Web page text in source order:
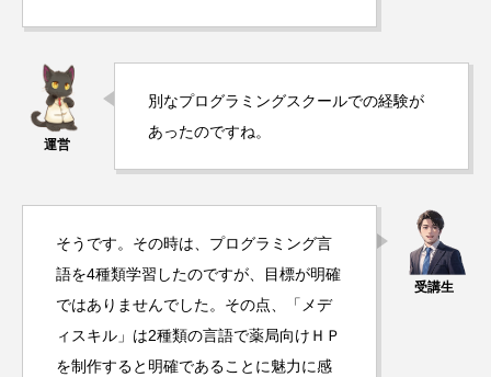
別なプログラミングスクールでの経験が
あったのですね。
そうです。その時は、プログラミング言
語を4種類学習したのですが、目標が明確
ではありませんでした。その点、「メデ
ィスキル」は2種類の言語で薬局向けＨＰ
を制作すると明確であることに魅力に感